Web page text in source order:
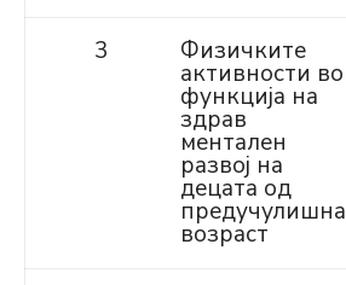
3 Физичките
активности во
функција на
здрав
ментален
развој на
децата од
предучулишна
возраст